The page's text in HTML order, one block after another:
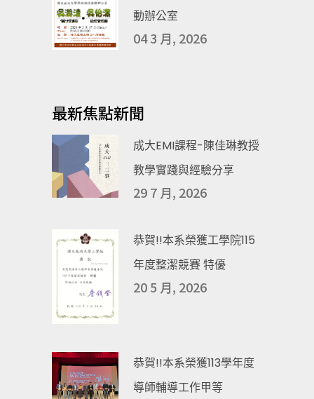
動辦公室
04 3 月, 2026
最新焦點新聞
成大EMI課程-陳佳琳教授
教學實踐與經驗分享
29 7 月, 2026
恭賀!!本系榮獲工學院115
年度整潔競賽 特優
20 5 月, 2026
恭賀!!本系榮獲113學年度
導師輔導工作甲等